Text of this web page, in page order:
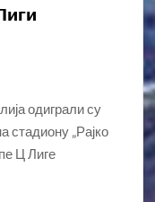
одиграли су
стадиону „Рајко
Ц Лиге